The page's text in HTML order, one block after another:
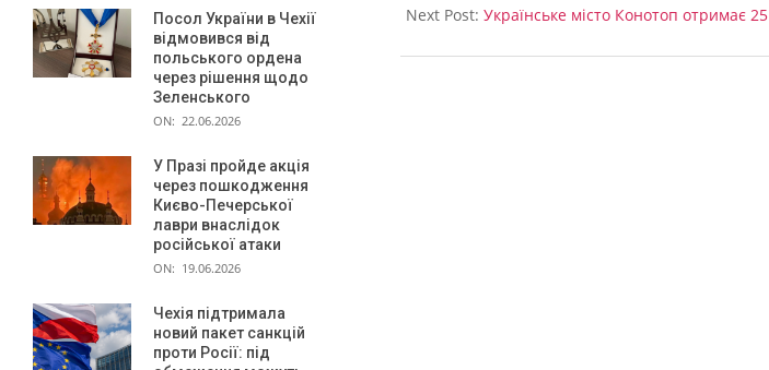
14
Next Post: Українське місто Конотоп отримає
Посол України в Чехії
відмовився від
польського ордена
через рішення щодо
Зеленського
ON: 22.06.2026
У Празі пройде акція
через пошкодження
Києво-Печерської
лаври внаслідок
російської атаки
ON: 19.06.2026
Чехія підтримала
новий пакет санкцій
проти Росії: під